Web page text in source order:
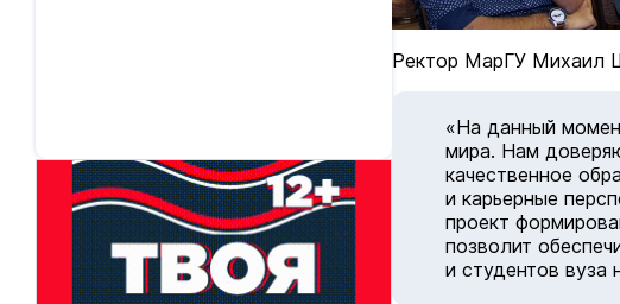
Ректор МарГУ Михаил
«На данный
мира. Нам
качественное
и карьерные
проект
позволит
и студентов